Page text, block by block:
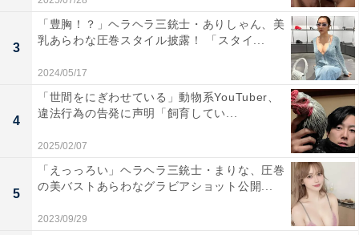
3
「豊胸！？」ヘラヘラ三銃士・ありしゃん、美
乳あらわな圧巻スタイル披露！ 「スタイ...
2024/05/17
4
「世間をにぎわせている」動物系YouTuber、
違法行為の告発に声明「飼育してい...
2025/02/07
5
「えっっろい」ヘラヘラ三銃士・まりな、圧巻
の美バストあらわなグラビアショット公開...
2023/09/29